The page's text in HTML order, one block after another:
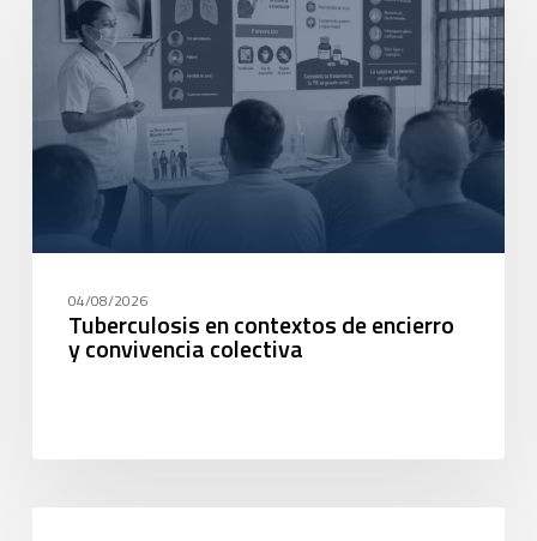
04/08/2026
Tuberculosis en contextos de encierro
y convivencia colectiva